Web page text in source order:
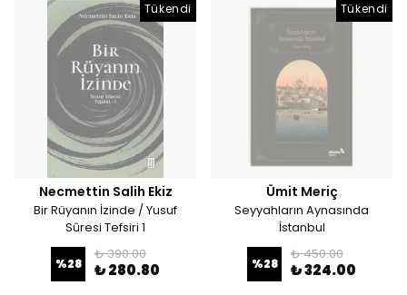
Tükendi
Necmettin Salih Ekiz
Bir Rüyanın İzinde / Yusuf
Sûresi Tefsiri 1
%28
₺ 390.00
₺ 280.80
Tükendi
Ümit Meriç
Seyyahların Aynasında
İstanbul
%28
₺ 450.00
₺ 324.00